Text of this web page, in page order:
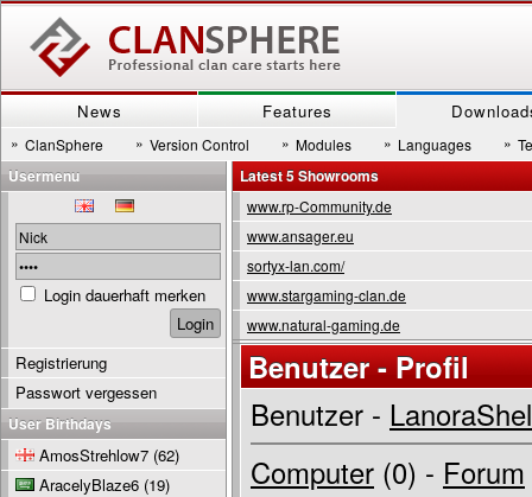
News Features
» ClanSphere » Version Control » Modules » Languages »
Latest 5 Showrooms
www.rp-Community.de
www.ansager.eu
sortyx-lan.com/
www.stargaming-clan.de
www.natural-gaming.de
Benutzer - Profil
Benutzer -
Computer (0) - Forum
Usermenu
Login dauerhaft merken
Registrierung
Passwort vergessen
User Birthdays
AmosStrehlow7 (62)
AracelyBlaze6 (19)